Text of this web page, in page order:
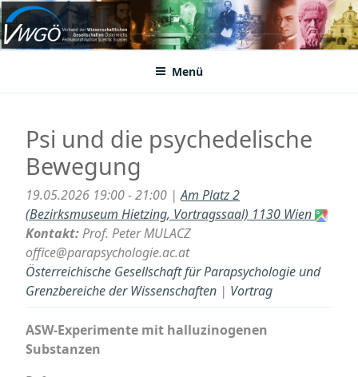
Zum
Inhalt
springenVWGÖ
Federation of Austrian Scientific Societies
Menü
Psi und die psychedelische
Bewegung
19.05.2026 19:00 - 21:00 |Am Platz 2
(Bezirksmuseum Hietzing, Vortragssaal) 1130 Wien
Kontakt:Prof. Peter MULACZ
office@parapsychologie.ac.at
Österreichische Gesellschaft für Parapsychologie und
Grenzbereiche der Wissenschaften | Vortrag
ASW-Experimente mit halluzinogenen
Substanzen